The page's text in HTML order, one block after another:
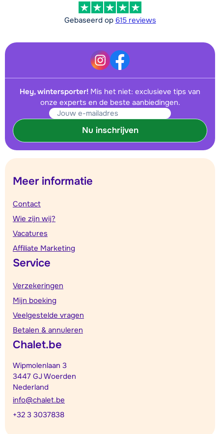
Gebaseerd op 615 reviews
Hey, wintersporter! Mis het niet: exclusieve tips van
onze experts en de beste aanbiedingen.
Nu inschrijven
Meer informatie
Contact
Wie zijn wij?
Vacatures
Affiliate Marketing
Service
Verzekeringen
Mijn boeking
Veelgestelde vragen
Betalen & annuleren
Chalet.be
Wipmolenlaan 3
3447 GJ Woerden
Nederland
info@chalet.be
+32 3 3037838